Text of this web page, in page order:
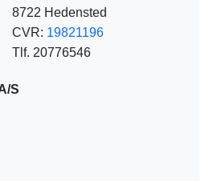
8722 Hedensted
CVR: 19821196
Tlf. 20776546
S